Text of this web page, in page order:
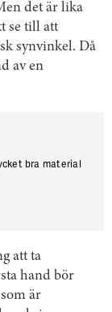
det är lika
se till att
synvinkel. Då
av en
bra material
med röst­
att ta
hand bör
är